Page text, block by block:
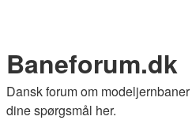
Baneforum.dk
Dansk forum om
dine spørgsmål her.